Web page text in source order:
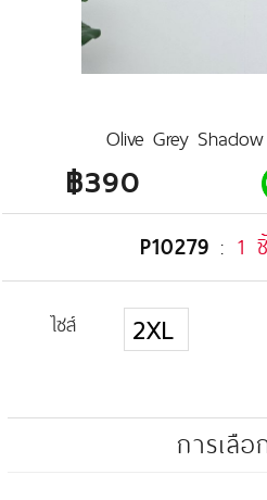
Olive Grey
฿390
P10279 : 1
ไซส์ 2XL
การเลือ